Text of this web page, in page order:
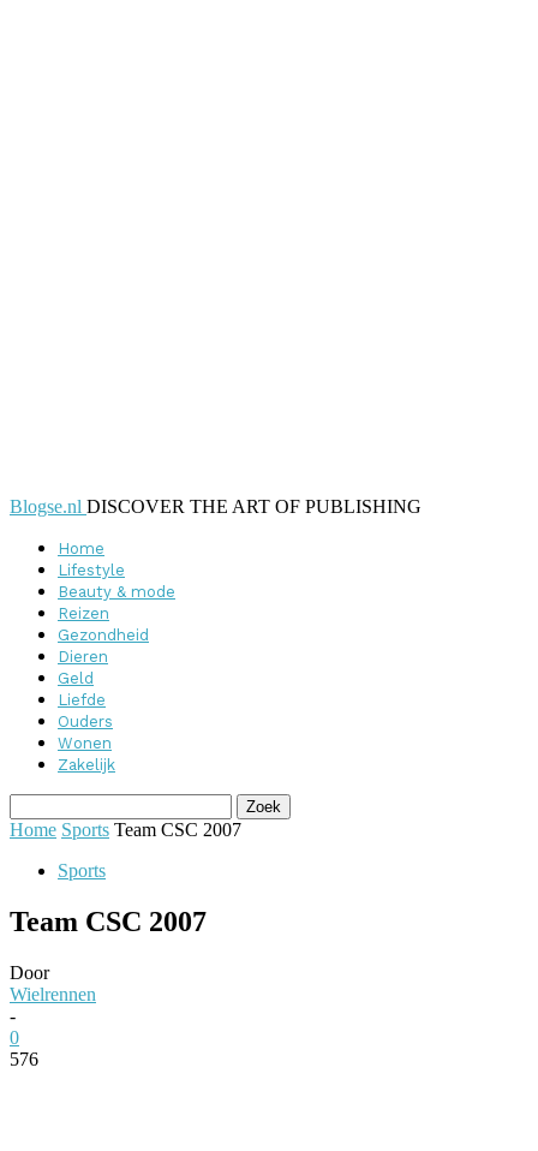
Blogse.nl DISCOVER THE ART OF PUBLISHING
Home
Lifestyle
Beauty & mode
Reizen
Gezondheid
Dieren
Geld
Liefde
Ouders
Wonen
Zakelijk
Home Sports Team CSC 2007
Sports
Team CSC 2007
Door
Wielrennen
-
0
576